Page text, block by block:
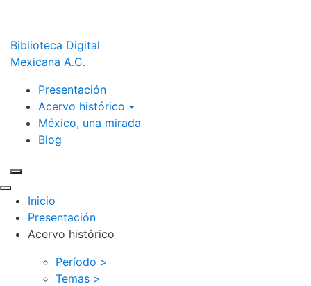
Biblioteca Digital
Mexicana A.C.
Presentación
Acervo histórico
México, una mirada
Blog
Inicio
Presentación
Acervo histórico
Período >
Temas >